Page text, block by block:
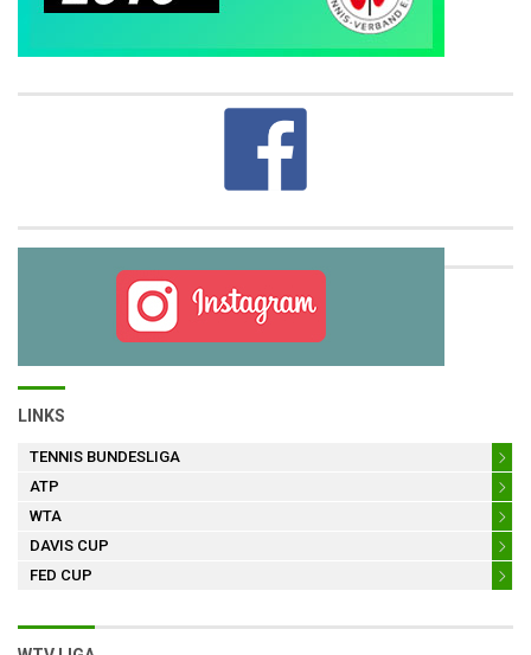
LINKS
TENNIS BUNDESLIGA
ATP
WTA
DAVIS CUP
FED CUP